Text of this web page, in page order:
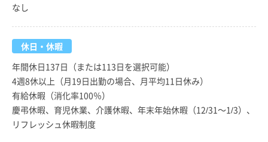
なし
休日・休暇
年間休日137日（または113日を選択可能）
4週8休以上（月19日出勤の場合、月平均11日休み）
有給休暇（消化率100％）
慶弔休暇、育児休業、介護休暇、年末年始休暇（12/31～1/3）、
リフレッシュ休暇制度